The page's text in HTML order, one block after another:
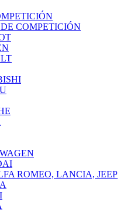
COMPETICIÓN
ROMEO, LANCIA, JEEP